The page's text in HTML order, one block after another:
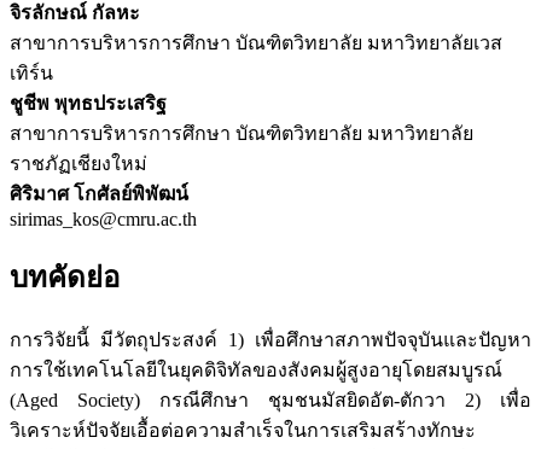
จิรลักษณ์ กัลหะ
สาขาการบริหารการศึกษา บัณฑิตวิทยาลัย มหาวิทยาลัยเวส
เทิร์น
ชูชีพ พุทธประเสริฐ
สาขาการบริหารการศึกษา บัณฑิตวิทยาลัย มหาวิทยาลัย
ราชภัฏเชียงใหม่
ศิริมาศ โกศัลย์พิพัฒน์
sirimas_kos@cmru.ac.th
บทคัดย่อ
การวิจัยนี้ มีวัตถุประสงค์ 1) เพื่อศึกษาสภาพปัจจุบันและปัญหา
การใช้เทคโนโลยีในยุคดิจิทัลของสังคมผู้สูงอายุโดยสมบูรณ์
(Aged Society) กรณีศึกษา ชุมชนมัสยิดอัต-ตักวา 2) เพื่อ
วิเคราะห์ปัจจัยเอื้อต่อความสำเร็จในการเสริมสร้างทักษะ